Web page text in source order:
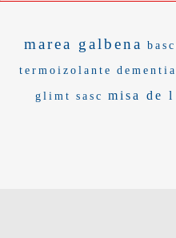
marea galbena
termoizolante
glimt sasc misa de l